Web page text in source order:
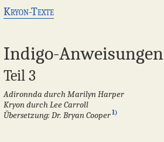
Kryon-Texte
Indigo-Anweisungen
Teil 3
Adironnda durch Marilyn Harper
Kryon durch Lee Carroll
Übersetzung: Dr. Bryan Cooper1)